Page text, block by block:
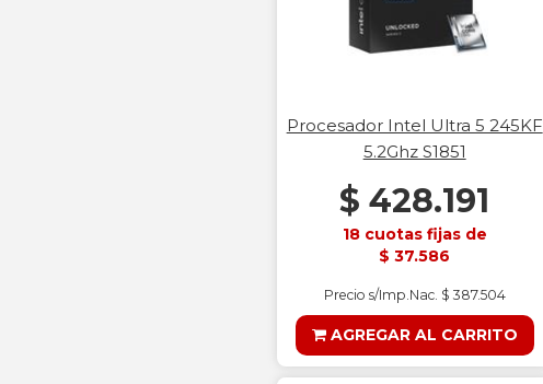
Procesador Intel Ultra 5 245KF
5.2Ghz S1851
$ 428.191
18 cuotas fijas de
$ 37.586
Precio s/Imp.Nac. $ 387.504
AGREGAR AL CARRITO